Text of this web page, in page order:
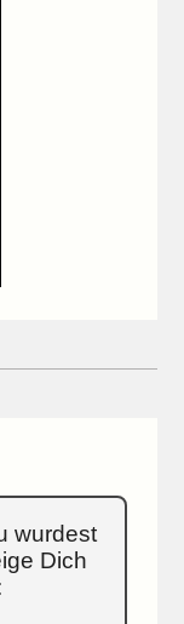
wurdest
Dich